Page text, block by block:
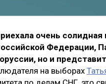
очень солидная
Федерации,
но и
на выборах